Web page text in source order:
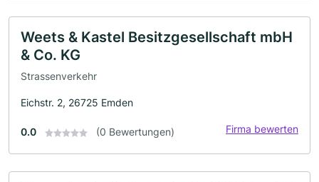
Weets & Kastel Besitzgesellschaft mbH
& Co. KG
Strassenverkehr
Eichstr. 2, 26725 Emden
0.0 (0 Bewertungen) Firma bewerten